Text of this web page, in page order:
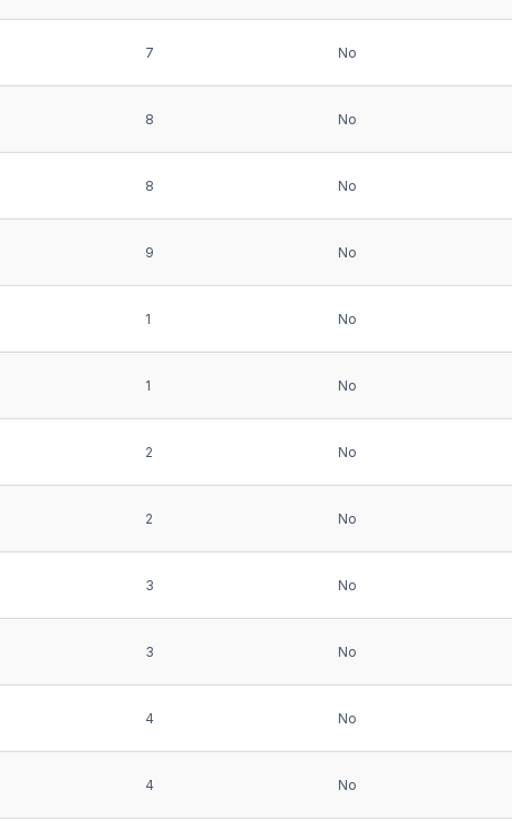
7 No
8 No
8 No
9 No
1 No
1 No
2 No
2 No
3 No
3 No
4 No
4 No